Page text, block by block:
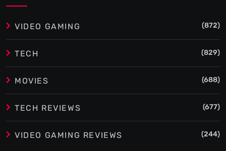
VIDEO GAMING (872)
TECH (829)
MOVIES (688)
TECH REVIEWS (677)
VIDEO GAMING REVIEWS (244)